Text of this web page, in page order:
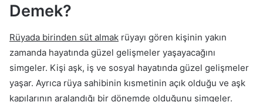
Demek?
Rüyada birinden süt almak rüyayı gören kişinin yakın
zamanda hayatında güzel gelişmeler yaşayacağını
simgeler. Kişi aşk, iş ve sosyal hayatında güzel gelişmeler
yaşar. Ayrıca rüya sahibinin kısmetinin açık olduğu ve aşk
kapılarının aralandığı bir dönemde olduğunu simgeler.